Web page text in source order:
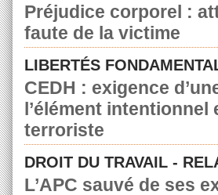
Préjudice corporel :
faute de la victime
LIBERTÉS
CEDH : exigence
l’élément intentionnel
terroriste
DROIT DU TRAVAIL -
L’APC sauvé de ses